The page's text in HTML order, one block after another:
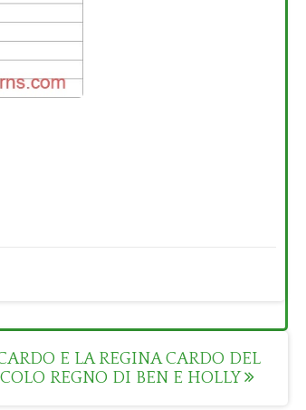
E LA REGINA CARDO DEL
REGNO DI BEN E HOLLY